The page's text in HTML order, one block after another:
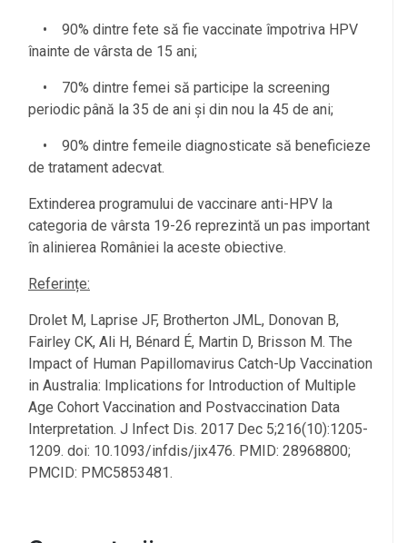
• 90% dintre fete să fie vaccinate împotriva HPV
înainte de vârsta de 15 ani;
• 70% dintre femei să participe la screening
periodic până la 35 de ani și din nou la 45 de ani;
• 90% dintre femeile diagnosticate să beneficieze
de tratament adecvat.
Extinderea programului de vaccinare anti-HPV la
categoria de vârsta 19-26 reprezintă un pas important
în alinierea României la aceste obiective.
Referințe:
Drolet M, Laprise JF, Brotherton JML, Donovan B,
Fairley CK, Ali H, Bénard É, Martin D, Brisson M. The
Impact of Human Papillomavirus Catch-Up Vaccination
in Australia: Implications for Introduction of Multiple
Age Cohort Vaccination and Postvaccination Data
Interpretation. J Infect Dis. 2017 Dec 5;216(10):1205-
1209. doi: 10.1093/infdis/jix476. PMID: 28968800;
PMCID: PMC5853481.